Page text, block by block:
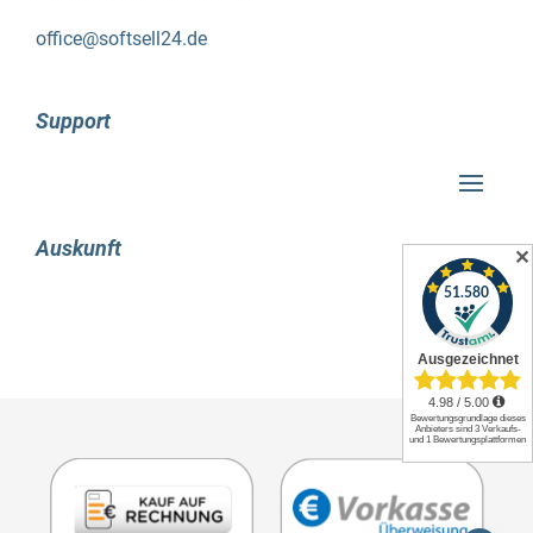
Versicherungsszenarien bestens
Schäden an Eigentum oder Inventar können in
unerwarteten Blitzschlag während eines
Ereignisse einfach nicht verhindern. Zum Glück
haben viele Menschen eine Versicherung, die im
Schadensfall schnell und zumindest finanziell
unterstützt. Wenn Sie jedoch eine schnelle
Erstattung der Kosten erhalten möchten, ist es
wichtig, umfassende Belege und Nachweise
über Ihr Eigentum vorlegen zu können.
Eine großartige Lösung, die Zeit und Aufwand
spart, ist die Verwendung der
office@softsell24.de
Support
Auskunft ✕